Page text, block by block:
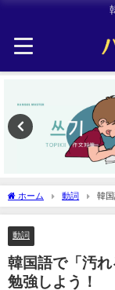
ホーム 動詞 韓
動詞
韓国語で「汚
勉強しよう！